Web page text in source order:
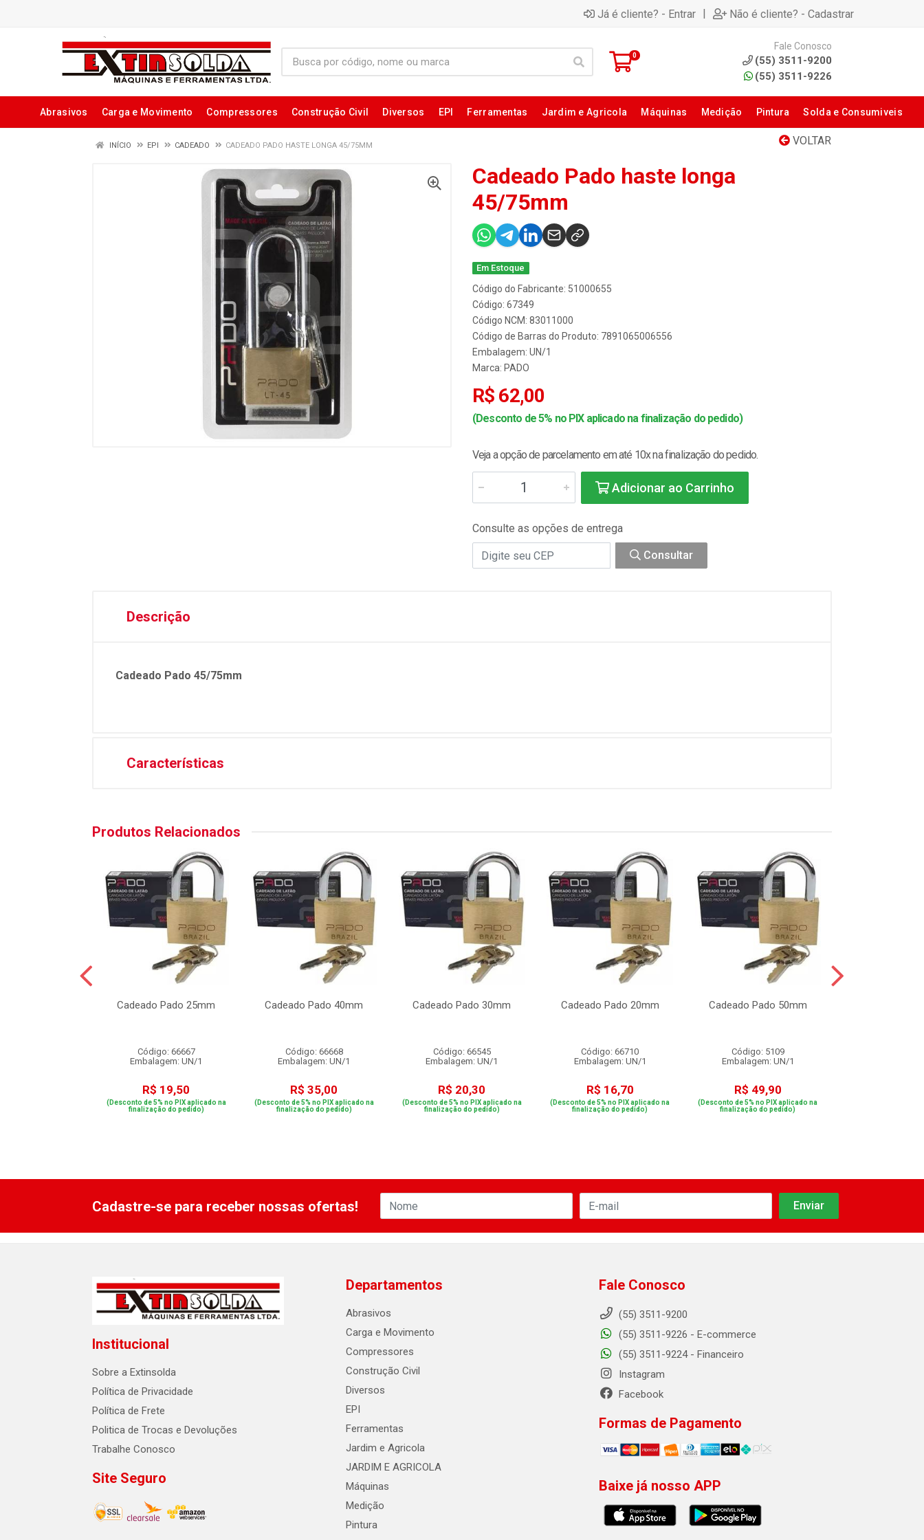
Já é cliente? - Entrar | Não é cliente? - Cadastrar
0
Fale Conosco
(55) 3511-9200
(55) 3511-9226
Abrasivos Carga e Movimento Compressores Construção Civil Diversos EPI Ferramentas Jardim e Agricola Máquinas Medição Pintura Solda e Consumiveis
VOLTAR
INÍCIO EPI CADEADO CADEADO PADO HASTE LONGA 45/75MM
Cadeado Pado haste longa
45/75mm
Em Estoque
Código do Fabricante: 51000655
Código: 67349
Código NCM: 83011000
Código de Barras do Produto: 7891065006556
Embalagem: UN/1
Marca: PADO
R$ 62,00
(Desconto de 5% no PIX aplicado na finalização do pedido)
Veja a opção de parcelamento em até 10x na finalização do pedido.
Adicionar ao Carrinho
Consulte as opções de entrega
Consultar
Descrição
Cadeado Pado 45/75mm
Características
Produtos Relacionados
Cadeado Pado 25mm
Código: 66667
Embalagem: UN/1
R$ 19,50
(Desconto de 5% no PIX aplicado na
finalização do pedido)
Cadeado Pado 40mm
Código: 66668
Embalagem: UN/1
R$ 35,00
(Desconto de 5% no PIX aplicado na
finalização do pedido)
Cadeado Pado 30mm
Código: 66545
Embalagem: UN/1
R$ 20,30
(Desconto de 5% no PIX aplicado na
finalização do pedido)
Cadeado Pado 20mm
Código: 66710
Embalagem: UN/1
R$ 16,70
(Desconto de 5% no PIX aplicado na
finalização do pedido)
Cadeado Pado 50mm
Código: 5109
Embalagem: UN/1
R$ 49,90
(Desconto de 5% no PIX aplicado na
finalização do pedido)
Cadastre-se para receber nossas ofertas!
Institucional
Sobre a Extinsolda
Política de Privacidade
Política de Frete
Politica de Trocas e Devoluções
Trabalhe Conosco
Site Seguro
Departamentos
Abrasivos
Carga e Movimento
Compressores
Construção Civil
Diversos
EPI
Ferramentas
Jardim e Agricola
JARDIM E AGRICOLA
Máquinas
Medição
Pintura
Fale Conosco
(55) 3511-9200
(55) 3511-9226 - E-commerce
(55) 3511-9224 - Financeiro
Instagram
Facebook
Formas de Pagamento
Baixe já nosso APP